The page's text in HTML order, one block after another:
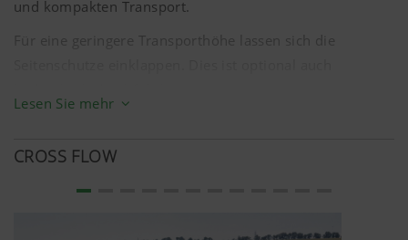
Mehr Infos
Website und auf Social Media anzeigen, daher
verwenden wir Web-Technologien (auch
Cookies) von einigen Partnerunternehmen.
Nutzungsverhalten zugeschnitten und angezeigt.
und kompakten Transport.
Für eine geringere Transporthöhe lassen sich die
Lesen Sie mehr
CROSS FLOW